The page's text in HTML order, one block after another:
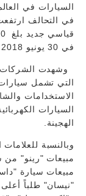
السيارات في
في 30 يونيو 2018.
وشهدت الشركات
التي تشمل
الاستخدامات
السيارات
الهجينة.
وبالنسبة
مبيعات "رينو" من
مبيعات سيارة
"نيسان" طلباً